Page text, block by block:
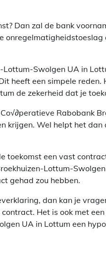
Dan zal de bank
Swolgen UA in
heeft een simpele reden.
de zekerheid dat je
Rabobank
krijgen. Wel helpt het
toekomst een vast
Lottum-
gehad zou hebben.
dan kan je
Het is ook met
UA in Lottum een